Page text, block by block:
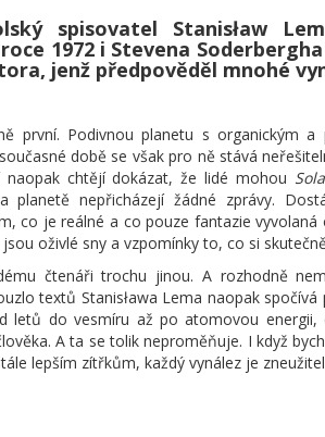
spisovatel Stanisław
1972 i Stevena Soderbergha
jenž předpověděl mnohé
první. Podivnou planetu s organickým a
době se však pro ně stává
chtějí dokázat, že lidé mohou
nepřicházejí žádné zprávy.
co je reálné a co pouze fantazie vyvolaná
oživlé sny a vzpomínky to, co si
čtenáři trochu jinou. A rozhodně
textů Stanisława Lema naopak
letů do vesmíru až po atomovou energii,
A ta se tolik neproměňuje. I když
lepším zítřkům, každý vynález je